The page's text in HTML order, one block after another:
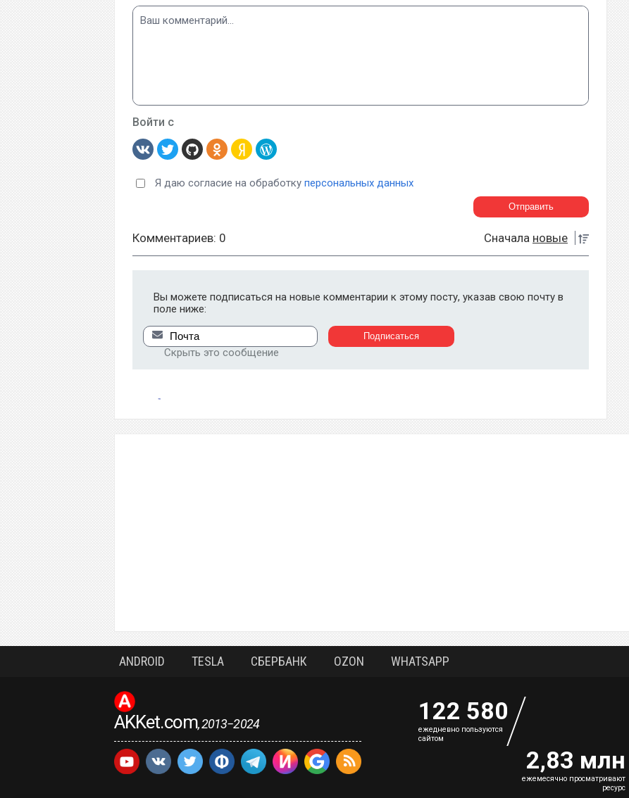
Войти с
Я даю согласие на обработку персональных данных
Комментариев: 0 Сначала новые
Вы можете подписаться на новые комментарии к этому посту, указав свою почту в
поле ниже:
Скрыть это сообщение
ANDROID TESLA СБЕРБАНК OZON WHATSAPP
122 580
eжедневно пользуются
сайтом
2,83 млн
ежемесячно просматривают
ресурс
AKKet.com, 2013−2024